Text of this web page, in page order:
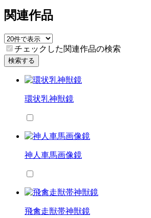
関連作品
チェックした関連作品の検索
検索する
環状乳神獣鏡
神人車馬画像鏡
飛禽走獣帯神獣鏡